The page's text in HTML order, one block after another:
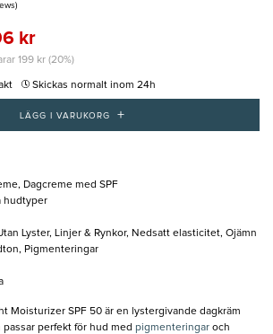
kr
199 kr (20%)
Skickas normalt inom 24h
LÄGG I VARUKORG +
Dagcreme med SPF
hudtyper
Lyster, Linjer & Rynkor, Nedsatt elasticitet, Ojämn
Pigmenteringar
Moisturizer SPF 50 är en lystergivande dagkräm
perfekt för hud med pigmenteringar och